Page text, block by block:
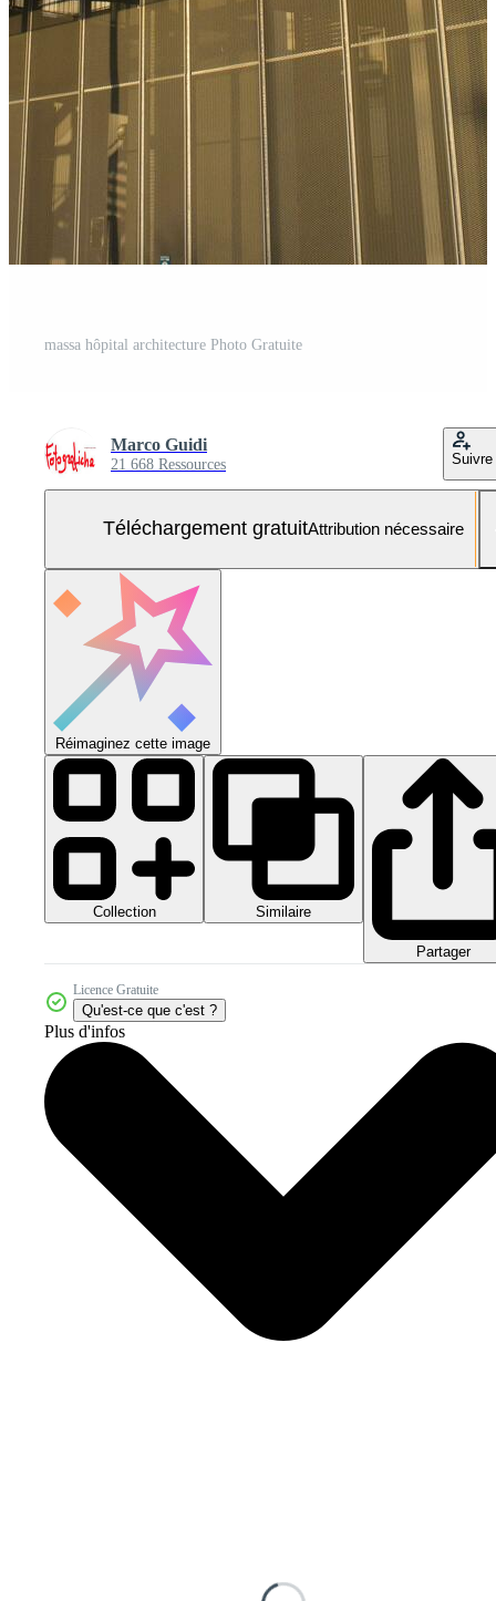
massa hôpital architecture Photo Gratuite
Marco Guidi
21 668 Ressources Suivre
Téléchargement gratuitAttribution nécessaire
Réimaginez cette image
Collection Similaire
Partager
Licence Gratuite
Qu'est-ce que c'est ?
Plus d'infos